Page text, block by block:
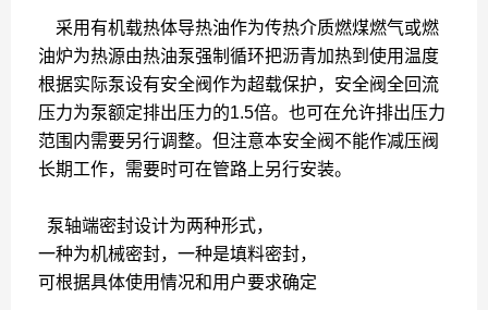
采用有机载热体导热油作为传热介质燃煤燃气或燃
油炉为热源由热油泵强制循环把沥青加热到使用温度
根据实际泵设有安全阀作为超载保护，安全阀全回流
压力为泵额定排出压力的1.5倍。也可在允许排出压力
范围内需要另行调整。但注意本安全阀不能作减压阀
长期工作，需要时可在管路上另行安装。
泵轴端密封设计为两种形式，
一种为机械密封，一种是填料密封，
可根据具体使用情况和用户要求确定